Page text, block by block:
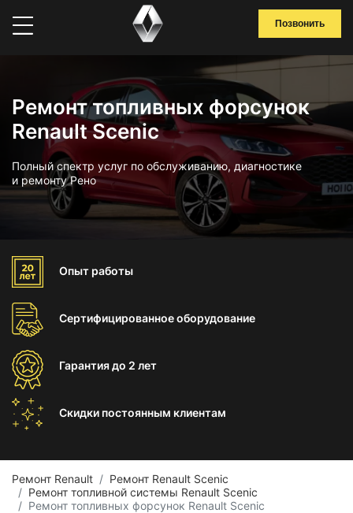
Позвонить
Ремонт топливных форсунок
Renault Scenic
Полный спектр услуг по обслуживанию, диагностике
и ремонту Рено
Опыт работы
Сертифицированноеоборудование
Гарантиядо 2 лет
Скидки постоянным клиентам
Ремонт Renault
Ремонт Renault Scenic
Ремонт топливной системы Renault Scenic
Ремонт топливных форсунок Renault Scenic